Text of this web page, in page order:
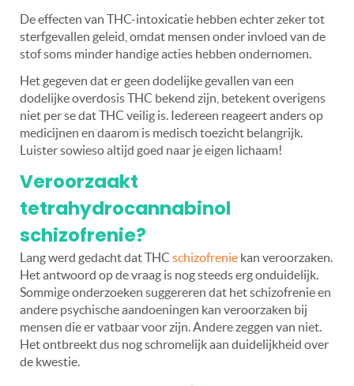
De effecten van THC-intoxicatie hebben echter zeker tot
sterfgevallen geleid, omdat mensen onder invloed van de
stof soms minder handige acties hebben ondernomen.
Het gegeven dat er geen dodelijke gevallen van een
dodelijke overdosis THC bekend zijn, betekent overigens
niet per se dat THC veilig is. Iedereen reageert anders op
medicijnen en daarom is medisch toezicht belangrijk.
Luister sowieso altijd goed naar je eigen lichaam!
Veroorzaakt
tetrahydrocannabinol
schizofrenie?
Lang werd gedacht dat THC schizofrenie kan veroorzaken.
Het antwoord op de vraag is nog steeds erg onduidelijk.
Sommige onderzoeken suggereren dat het schizofrenie en
andere psychische aandoeningen kan veroorzaken bij
mensen die er vatbaar voor zijn. Andere zeggen van niet.
Het ontbreekt dus nog schromelijk aan duidelijkheid over
de kwestie.